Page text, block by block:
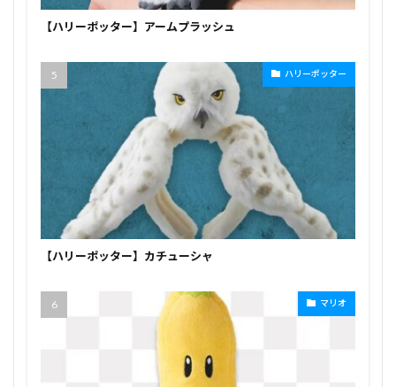
【ハリーポッター】アームプラッシュ
ハリーポッター
【ハリーポッター】カチューシャ
マリオ